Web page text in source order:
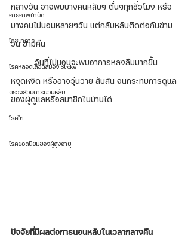
กายภาพบำบัด
โภชนาการ
โรคหลอดเลือดสมอง Stroke
ตรวจสอบการนอนหลับ
โรคไต
โรคยอดนิยมของผู้สูงอายุ
กลางวัน อาจพบบางคนหลับๆ ตื่นๆทุกชั่วโมง หรือ
บางคนไม่นอนหลายๆวัน แต่กลับหลับติดต่อกันข้าม
วัน ข้ามคืน
	วันที่ไม่นอนจะพบอาการหลงลืมมากขึ้น
หงุดหงิด หรืออาจวุ่นวาย สับสน จนกระทบการดูแล
ของผู้ดูแลหรือสมาชิกในบ้านได้
ปัจจัยที่มีผลต่อการนอนหลับในเวลากลางคืน